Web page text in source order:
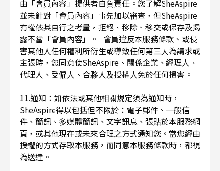
由「會員內容」提供者自負責任。您了解SheAspire
並未針對「會員內容」事先加以審查，但SheAspire
有權依其自行之考量，拒絕、移除、移交或保存及揭
露不當「會員內容」。 會員違反本服務條款、或侵
害其他人任何權利所衍生或導致任何第三人為請求或
主張時，您同意使SheAspire、關係企業、經理人、
代理人、受僱人、合夥人及授權人免於任何損害。
11.通知：如依法或其他相關規定須為通知時，
SheAspire得以包括但不限於：電子郵件、一般信
件、簡訊、多媒體簡訊、文字訊息、張貼於本服務網
頁，或其他現在或未來合理之方式通知您。當您經由
授權的方式存取本服務，而同意本服務條款時，都視
為送達。